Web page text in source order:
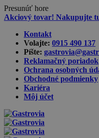
Presunúť hore
Akciový tovar! Nakupujte
content
Kontakt
Volajte: 0915 490 137‬
Píšte:
Reklamačný poriadok
Ochrana osobných
Obchodné podmienky
Kariéra
Môj účet